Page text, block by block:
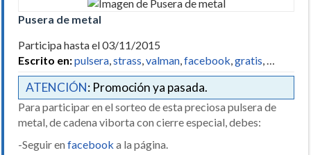
Pusera de metal
Participa hasta el 03/11/2015
Escrito en:pulsera,strass,valman,facebook,gratis, …
ATENCIÓN: Promoción ya pasada.
Para participar en el sorteo de esta preciosa pulsera de
metal, de cadena viborta con cierre especial, debes:
-Seguir en facebook a la página.